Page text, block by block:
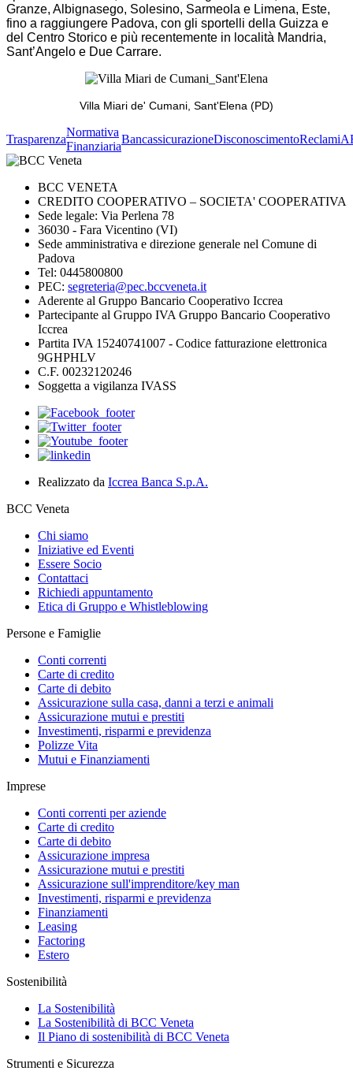
Granze, Albignasego, Solesino, Sarmeola e Limena, Este,
fino a raggiungere Padova, con gli sportelli della Guizza e
del Centro Storico e più recentemente in località Mandria,
Sant’Angelo e Due Carrare.
Villa Miari de' Cumani, Sant'Elena (PD)
Trasparenza
Normativa
Finanziaria
BancassicurazioneDisconoscimentoReclami
BCC VENETA
CREDITO COOPERATIVO – SOCIETA' COOPERATIVA
Sede legale: Via Perlena 78
36030 - Fara Vicentino (VI)
Sede amministrativa e direzione generale nel Comune di
Padova
Tel: 0445800800
PEC: segreteria@pec.bccveneta.it
Aderente al Gruppo Bancario Cooperativo Iccrea
Partecipante al Gruppo IVA Gruppo Bancario Cooperativo
Iccrea
Partita IVA 15240741007 - Codice fatturazione elettronica
9GHPHLV
C.F. 00232120246
Soggetta a vigilanza IVASS
Realizzato da Iccrea Banca S.p.A.
BCC Veneta
Chi siamo
Iniziative ed Eventi
Essere Socio
Contattaci
Richiedi appuntamento
Etica di Gruppo e Whistleblowing
Persone e Famiglie
Conti correnti
Carte di credito
Carte di debito
Assicurazione sulla casa, danni a terzi e animali
Assicurazione mutui e prestiti
Investimenti, risparmi e previdenza
Polizze Vita
Mutui e Finanziamenti
Imprese
Conti correnti per aziende
Carte di credito
Carte di debito
Assicurazione impresa
Assicurazione mutui e prestiti
Assicurazione sull'imprenditore/key man
Investimenti, risparmi e previdenza
Finanziamenti
Leasing
Factoring
Estero
Sostenibilità
La Sostenibilità
La Sostenibilità di BCC Veneta
Il Piano di sostenibilità di BCC Veneta
Strumenti e Sicurezza